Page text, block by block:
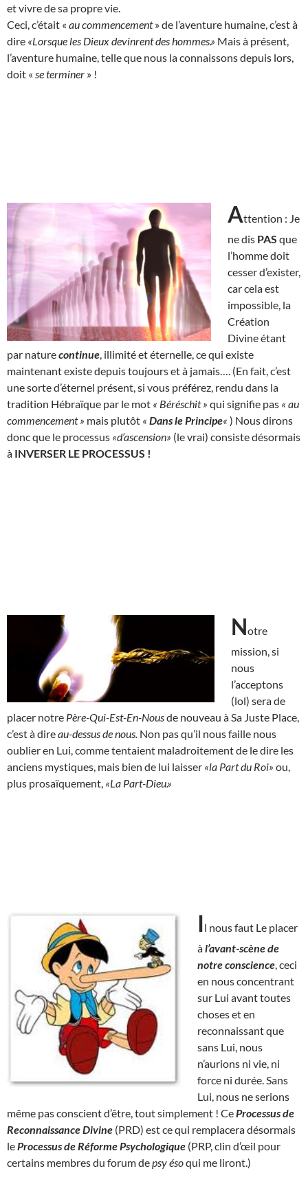
et vivre de sa propre vie.
Ceci, c’était « au commencement» de l’aventure humaine, c’est à
dire «Lorsque les Dieux devinrent des hommes.» Mais à présent,
l’aventure humaine, telle que nous la connaissons depuis lors,
doit « se terminer » !
Attention : Je
ne dis PAS que
l’homme doit
cesser d’exister,
car cela est
impossible, la
Création
Divine étant
par naturecontinue , illimité et éternelle, ce qui existe
maintenant existe depuis toujours et à jamais…. (En fait, c’est
une sorte d’éternel présent, si vous préférez, rendu dans la
tradition Hébraïque par le mot « Béréschit » qui signifie pas « au
commencement » mais plutôt « Dans le Principe« ) Nous dirons
donc que le processus «d’ascension» (le vrai) consiste désormais
à INVERSER LE PROCESSUS !
Notre
mission, si
nous
l’acceptons
(lol) sera de
placer notre Père-Qui-Est-En-Nousde nouveau à Sa Juste Place,
c’est à direau-dessus de nous. Non pas qu’il nous faille nous
oublier en Lui, comme tentaient maladroitement de le dire les
anciens mystiques, mais bien de lui laisser «la Part du Roi» ou,
plus prosaïquement, «La Part-Dieu.»
Il nous faut Le placer
àl’avant-scène de
notre conscience , ceci
en nous concentrant
sur Lui avant toutes
choses et en
reconnaissant que
sans Lui, nous
n’aurions ni vie, ni
force ni durée. Sans
Lui, nous ne serions
même pas conscient d’être, tout simplement ! Ce Processus de
Reconnaissance Divine (PRD) est ce qui remplacera désormais
le Processus de Réforme Psychologique (PRP, clin d’œil pour
certains membres du forum depsy ésoqui me liront.)